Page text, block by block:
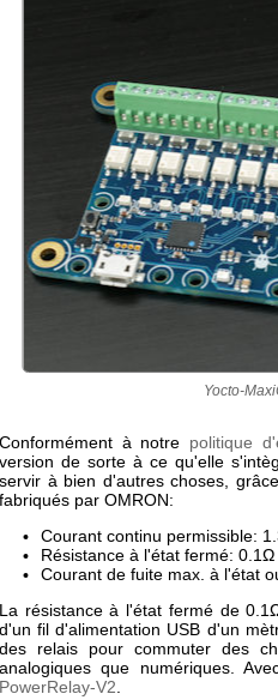
Yocto-
Conformément à notre politique
version de sorte à ce qu'elle
servir à bien d'autres choses,
fabriqués par OMRON:
Courant continu permissible:
Résistance à l'état fermé:
Courant de fuite max. à l'état
La résistance à l'état fermé de
d'un fil d'alimentation USB d'un
des relais pour commuter des
analogiques que numériques.
PowerRelay-V2